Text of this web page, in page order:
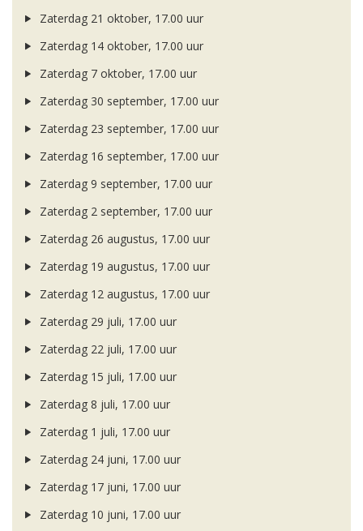
Zaterdag 21 oktober, 17.00 uur
Zaterdag 14 oktober, 17.00 uur
Zaterdag 7 oktober, 17.00 uur
Zaterdag 30 september, 17.00 uur
Zaterdag 23 september, 17.00 uur
Zaterdag 16 september, 17.00 uur
Zaterdag 9 september, 17.00 uur
Zaterdag 2 september, 17.00 uur
Zaterdag 26 augustus, 17.00 uur
Zaterdag 19 augustus, 17.00 uur
Zaterdag 12 augustus, 17.00 uur
Zaterdag 29 juli, 17.00 uur
Zaterdag 22 juli, 17.00 uur
Zaterdag 15 juli, 17.00 uur
Zaterdag 8 juli, 17.00 uur
Zaterdag 1 juli, 17.00 uur
Zaterdag 24 juni, 17.00 uur
Zaterdag 17 juni, 17.00 uur
Zaterdag 10 juni, 17.00 uur